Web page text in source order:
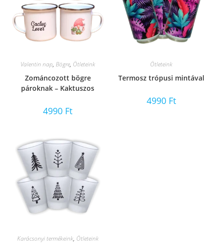
Valentin nap, Bögre, Ötleteink
Zománcozott bögre
pároknak – Kaktuszos
4990 Ft
Ötleteink
Termosz trópusi mintával
4990 Ft
Karácsonyi termékeink, Ötleteink